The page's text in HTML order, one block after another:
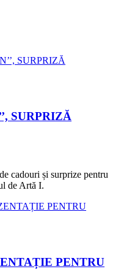
SURPRIZĂ
cadouri și surprize pentru
de Artă I.
PENTRU